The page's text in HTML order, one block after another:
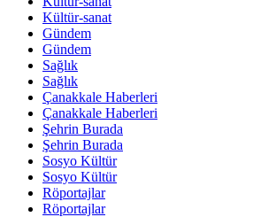
Kültür-sanat
Gündem
Gündem
Sağlık
Sağlık
Çanakkale Haberleri
Çanakkale Haberleri
Şehrin Burada
Şehrin Burada
Sosyo Kültür
Sosyo Kültür
Röportajlar
Röportajlar